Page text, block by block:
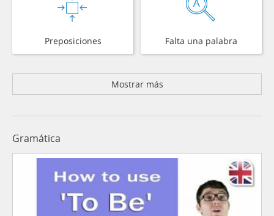
Preposiciones Falta una palabra
Mostrar más
Gramática